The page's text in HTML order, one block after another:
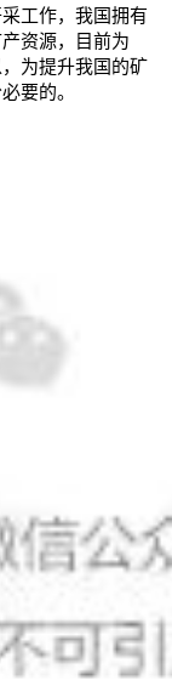
工作，我国拥有
资源，目前为
为提升我国的矿
要的。